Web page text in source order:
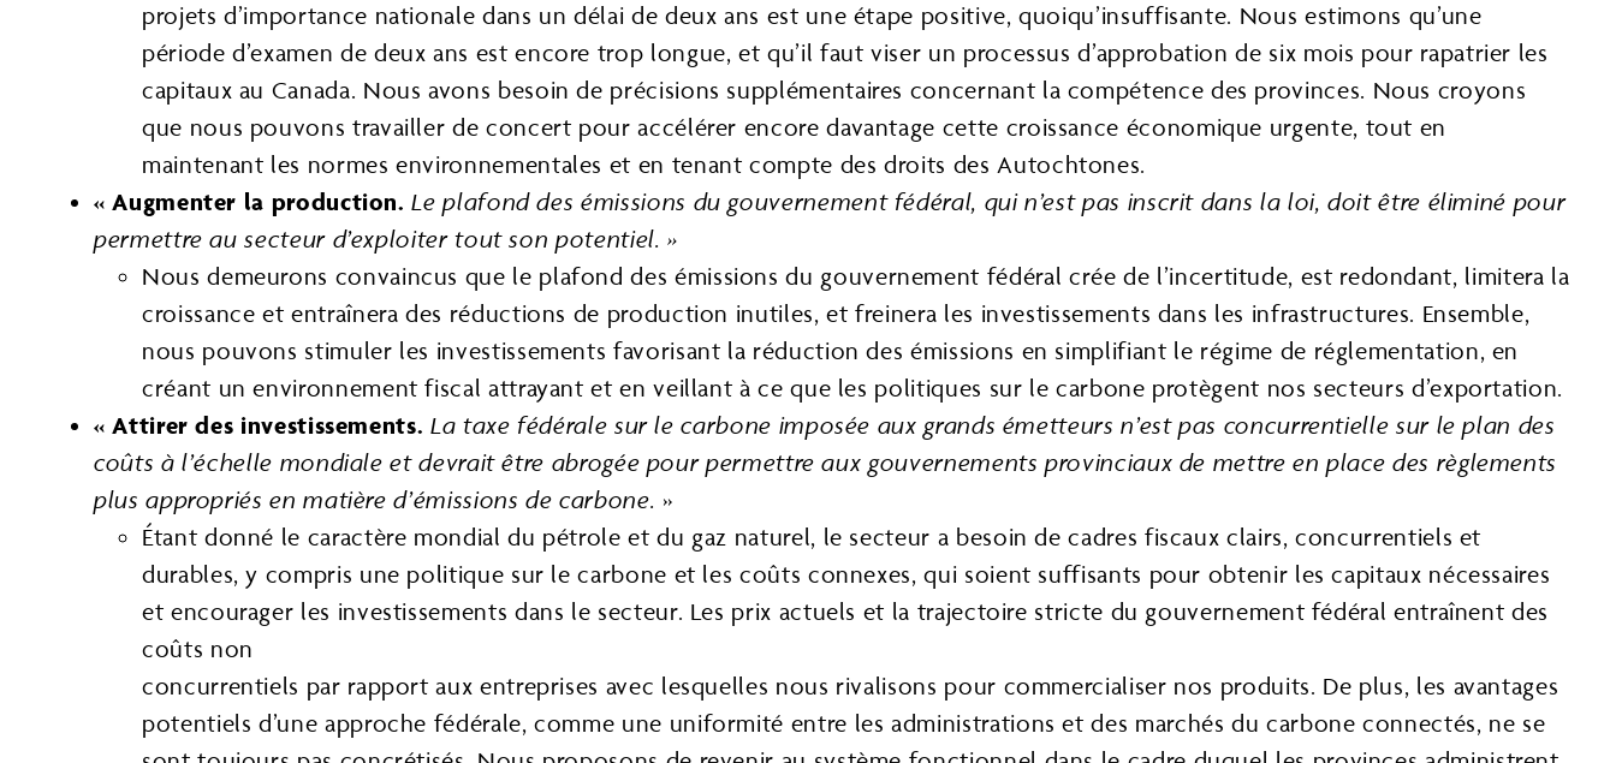
projets d’importance nationale dans un délai de deux ans est une étape positive, quoiqu’insuffisante. Nous estimons qu’une
période d’examen de deux ans est encore trop longue, et qu’il faut viser un processus d’approbation de six mois pour rapatrier les
capitaux au Canada. Nous avons besoin de précisions supplémentaires concernant la compétence des provinces. Nous croyons
que nous pouvons travailler de concert pour accélérer encore davantage cette croissance économique urgente, tout en
maintenant les normes environnementales et en tenant compte des droits des Autochtones.
« Augmenter la production. Le plafond des émissions du gouvernement fédéral, qui n’est pas inscrit dans la loi, doit être éliminé pour
permettre au secteur d’exploiter tout son potentiel. »
Nous demeurons convaincus que le plafond des émissions du gouvernement fédéral crée de l’incertitude, est redondant, limitera la
croissance et entraînera des réductions de production inutiles, et freinera les investissements dans les infrastructures. Ensemble,
nous pouvons stimuler les investissements favorisant la réduction des émissions en simplifiant le régime de réglementation, en
créant un environnement fiscal attrayant et en veillant à ce que les politiques sur le carbone protègent nos secteurs d’exportation.
« Attirer des investissements. La taxe fédérale sur le carbone imposée aux grands émetteurs n’est pas concurrentielle sur le plan des
coûts à l’échelle mondiale et devrait être abrogée pour permettre aux gouvernements provinciaux de mettre en place des règlements
plus appropriés en matière d’émissions de carbone. »
Étant donné le caractère mondial du pétrole et du gaz naturel, le secteur a besoin de cadres fiscaux clairs, concurrentiels et
durables, y compris une politique sur le carbone et les coûts connexes, qui soient suffisants pour obtenir les capitaux nécessaires
et encourager les investissements dans le secteur. Les prix actuels et la trajectoire stricte du gouvernement fédéral entraînent des
coûts non
concurrentiels par rapport aux entreprises avec lesquelles nous rivalisons pour commercialiser nos produits. De plus, les avantages
potentiels d’une approche fédérale, comme une uniformité entre les administrations et des marchés du carbone connectés, ne se